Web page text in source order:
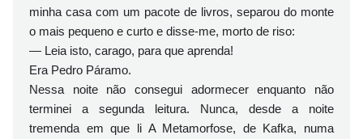
minha casa com um pacote de livros, separou do monte
o mais pequeno e curto e disse-me, morto de riso:
— Leia isto, carago, para que aprenda!
Era Pedro Páramo.
Nessa noite não consegui adormecer enquanto não
terminei a segunda leitura. Nunca, desde a noite
tremenda em que li A Metamorfose, de Kafka, numa